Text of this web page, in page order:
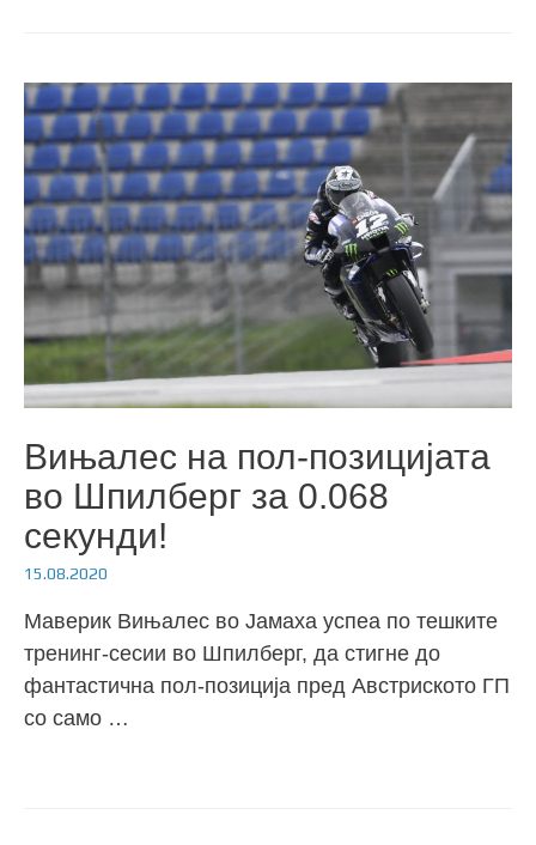
Вињалес на пол-позицијата
во Шпилберг за 0.068
секунди!
15.08.2020
Маверик Вињалес во Јамаха успеа по тешките
тренинг-сесии во Шпилберг, да стигне до
фантастична пол-позиција пред Австриското ГП
со само …